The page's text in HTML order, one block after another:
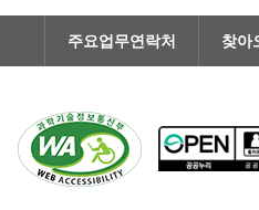
주요업무연락처 찾아